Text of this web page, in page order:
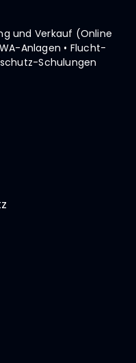
und Verkauf (Online
Anlagen • Flucht-
Schulungen